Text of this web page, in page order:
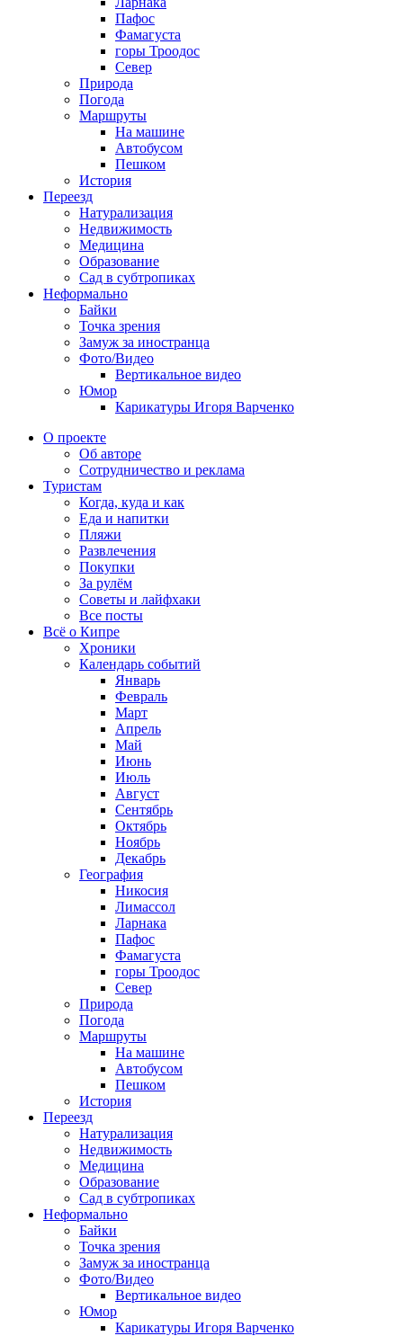
Пафос
Фамагуста
горы Троодос
Север
Природа
Погода
Маршруты
На машине
Автобусом
Пешком
История
Переезд
Натурализация
Недвижимость
Медицина
Образование
Сад в субтропиках
Неформально
Байки
Точка зрения
Замуж за иностранца
Фото/Видео
Вертикальное видео
Юмор
Карикатуры Игоря Варченко
О проекте
Об авторе
Сотрудничество и реклама
Туристам
Когда, куда и как
Еда и напитки
Пляжи
Развлечения
Покупки
За рулём
Советы и лайфхаки
Все посты
Всё о Кипре
Хроники
Календарь событий
Январь
Февраль
Март
Апрель
Май
Июнь
Июль
Август
Сентябрь
Октябрь
Ноябрь
Декабрь
География
Никосия
Лимассол
Ларнака
Пафос
Фамагуста
горы Троодос
Север
Природа
Погода
Маршруты
На машине
Автобусом
Пешком
История
Переезд
Натурализация
Недвижимость
Медицина
Образование
Сад в субтропиках
Неформально
Байки
Точка зрения
Замуж за иностранца
Фото/Видео
Вертикальное видео
Юмор
Карикатуры Игоря Варченко